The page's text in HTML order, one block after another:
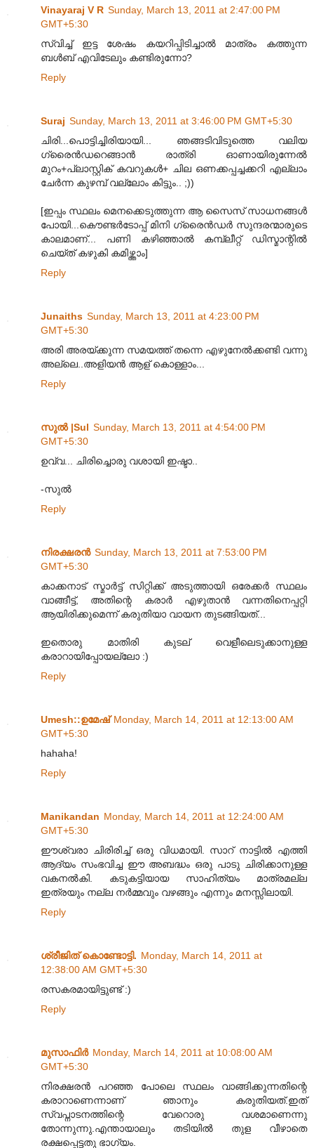
Vinayaraj V R Sunday, March 13, 2011 at 2:47:00 PM
GMT+5:30
സ്വിച്ച് ഇട്ട ശേഷം കയറിപ്പിടിച്ചാൽ മാത്രം കത്തുന്ന
ബൾബ് എവിടേലും കണ്ടിരുന്നോ?
Reply
Suraj Sunday, March 13, 2011 at 3:46:00 PM GMT+5:30
ചിരി...പൊട്ടിച്ചിരിയായി... ഞങ്ങടിവിടുത്തെ വലിയ
ഗ്രൈൻഡറെങ്ങാൻ രാത്രി ഓണായിരുന്നേൽ
മുറം+പ്ലാസ്റ്റിക് കവറുകൾ+ ചില ഒണക്കപ്പച്ചക്കറി എല്ലാം
ചേർന്ന കുഴമ്പ് വല്ലോം കിട്ടും.. ;))
[ഇപ്പം സ്ഥലം മെനക്കെടുത്തുന്ന ആ സൈസ് സാധനങ്ങൾ
പോയി...കൌണ്ടർടോപ്പ് മിനി ഗ്രൈൻഡർ സുന്ദരന്മാരുടെ
കാലമാണ്... പണി കഴിഞ്ഞാൽ കമ്പ്ലീറ്റ് ഡിസ്മാന്റിൽ
ചെയ്ത് കഴുകി കമിഴ്ത്താം]
Reply
Junaiths Sunday, March 13, 2011 at 4:23:00 PM
GMT+5:30
അരി അരയ്ക്കുന്ന സമയത്ത് തന്നെ എഴുനേല്‍ക്കണ്ടി വന്നു
അല്ലെ..അളിയന്‍ ആള് കൊള്ളാം...
Reply
സുല്‍ |Sul Sunday, March 13, 2011 at 4:54:00 PM
GMT+5:30
ഉവ്വ... ചിരിച്ചൊരു വശായി ഇഷ്ടാ..
-സുല്‍
Reply
നിരക്ഷരൻ Sunday, March 13, 2011 at 7:53:00 PM
GMT+5:30
കാക്കനാട് സ്മാർട്ട് സിറ്റിക്ക് അടുത്തായി ഒരേക്കർ സ്ഥലം
വാങ്ങീട്ട്, അതിന്റെ കരാർ എഴുതാൻ വന്നതിനെപ്പറ്റി
ആയിരിക്കുമെന്ന് കരുതിയാ വായന തുടങ്ങിയത്...
ഇതൊരു മാതിരി കുടല് വെളീലെടുക്കാനുള്ള
കരാറായിപ്പോയല്ലോ :)
Reply
Umesh::ഉമേഷ് Monday, March 14, 2011 at 12:13:00 AM
GMT+5:30
hahaha!
Reply
Manikandan Monday, March 14, 2011 at 12:24:00 AM
GMT+5:30
ഈശ്വരാ ചിരിരിച്ച് ഒരു വിധമായി. സാറ് നാട്ടിൽ എത്തി
ആദ്യം സംഭവിച്ച ഈ അബദ്ധം ഒരു പാടു ചിരിക്കാനുള്ള
വകനൽകി. കടുകട്ടിയായ സാഹിത്യം മാത്രമല്ല
ഇത്രയും നല്ല നർമ്മവും വഴങ്ങും എന്നും മനസ്സിലായി.
Reply
ശ്രീജിത് കൊണ്ടോട്ടി. Monday, March 14, 2011 at
12:38:00 AM GMT+5:30
രസകരമായിട്ടുണ്ട് :)
Reply
മുസാഫിര്‍ Monday, March 14, 2011 at 10:08:00 AM
GMT+5:30
നിരക്ഷരന്‍ പറഞ്ഞ പോലെ സ്ഥലം വാങ്ങിക്കുന്നതിന്റെ
കരാറാണെന്നാണ് ഞാനും കരുതിയത്.ഇത്
സ്വപ്നാടനത്തിന്റെ വേറൊരു വശമാണെന്നു
തോന്നുന്നു.എന്തായാലും തടിയില്‍ തുള വീഴാതെ
രക്ഷപ്പെട്ടതു ഭാഗ്യം.